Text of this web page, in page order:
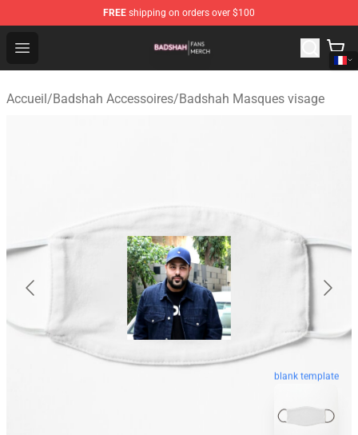
FREE shipping on orders over $100
Open menu
Badshah Shop - Official Badshah Merchandise Store
Accueil/Badshah Accessoires/Badshah Masques visage
blank template